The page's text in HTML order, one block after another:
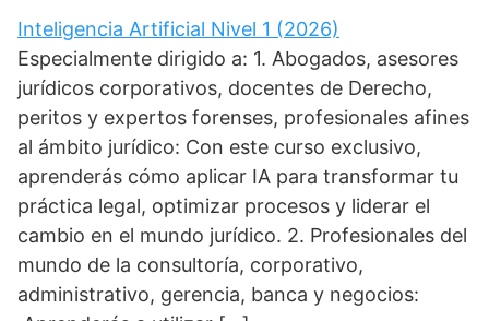
Inteligencia Artificial Nivel 1 (2026)
Especialmente dirigido a: 1. Abogados, asesores
jurídicos corporativos, docentes de Derecho,
peritos y expertos forenses, profesionales afines
al ámbito jurídico: Con este curso exclusivo,
aprenderás cómo aplicar IA para transformar tu
práctica legal, optimizar procesos y liderar el
cambio en el mundo jurídico. 2. Profesionales del
mundo de la consultoría, corporativo,
administrativo, gerencia, banca y negocios: